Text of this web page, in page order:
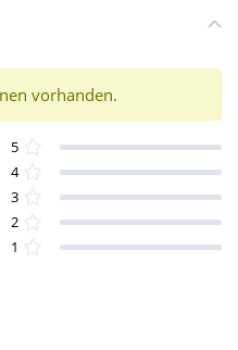
vorhanden.
5
4
3
2
1